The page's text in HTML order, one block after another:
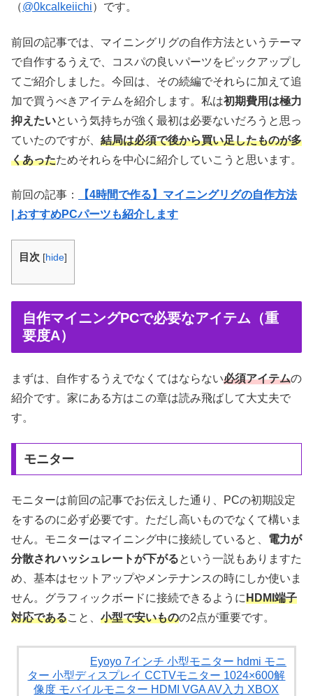
（@0kcalkeiichi）です。
前回の記事では、マイニングリグの自作方法というテーマ
で自作するうえで、コスパの良いパーツをピックアップし
てご紹介しました。今回は、その続編でそれらに加えて追
加で買うべきアイテムを紹介します。私は初期費用は極力
抑えたいという気持ちが強く最初は必要ないだろうと思っ
ていたのですが、 結局は必須で後から買い足したものが多
くあったためそれらを中心に紹介していこうと思います。
前回の記事：
【4時間で作る】マイニングリグの自作方法
| おすすめPCパーツも紹介します
目次 [hide]
自作マイニングPCで必要なアイテム（重
要度A）
まずは、自作するうえでなくてはならない必須アイテムの
紹介です。家にある方はこの章は読み飛ばして大丈夫で
す。
モニター
モニターは前回の記事でお伝えした通り、PCの初期設定
をするのに必ず必要です。ただし高いものでなくて構いま
せん。モニターはマイニング中に接続していると、 電力が
分散されハッシュレートが下がるという一説もありますた
め、基本はセットアップやメンテナンスの時にしか使いま
せん。グラフィックボードに接続できるようにHDMI端子
対応であること、 小型で安いものの2点が重要です。
Eyoyo 7インチ 小型モニター hdmi モニ
ター 小型ディスプレイ CCTVモニター 1024×600解
像度 モバイルモニター HDMI VGA AV入力 XBOX